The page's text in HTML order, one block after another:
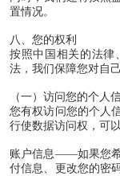
置情况。
八、您的权利
按照中国相关的法律
法，我们保障您对自
（一）访问您的个人
您有权访问您的个人
行使数据访问权，可
账户信息——如果您
付信息、更改您的密